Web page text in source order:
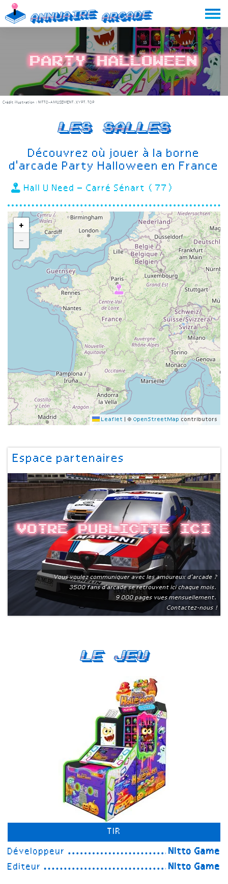
Skip
to
content
Annuaire Arcade
Crédit illustration : NITTO-AMUSEMENT.XYPT.TOP
Party Halloween
Les salles
Découvrez où jouer à la borne
d'arcade Party Halloween en France
Hall U Need – Carré Sénart (77)
+
−
Leaflet © OpenStreetMap contributors
Espace partenaires
Votre publicite ici
Vous voulez communiquer avec les amoureux d'arcade ?
3500 fans d'arcade se retrouvent ici chaque mois.
9 000 pages vues mensuellement.
Contactez-nous !
Le Jeu
TIR
Développeur
Nitto Game
Editeur
Nitto Game